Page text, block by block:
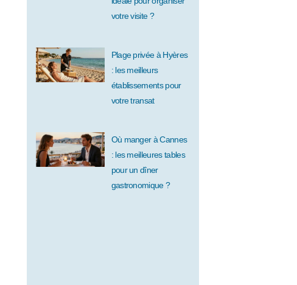
votre visite ?
Plage privée à Hyères
: les meilleurs
établissements pour
votre transat
Où manger à Cannes
: les meilleures tables
pour un dîner
gastronomique ?